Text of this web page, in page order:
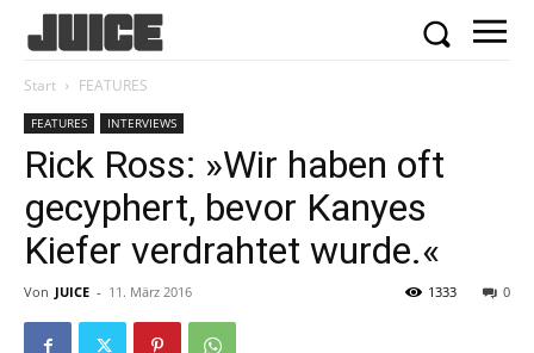
Start FEATURES
FEATURES INTERVIEWS
Rick Ross: »Wir haben oft
gecyphert, bevor Kanyes
Kiefer verdrahtet wurde.«
Von JUICE - 11. März 2016 0
1333